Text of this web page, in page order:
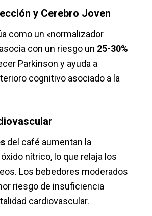
y Cerebro Joven
como un «normalizador
con un riesgo un 25-30%
Parkinson y ayuda a
cognitivo asociado a la
del café aumentan la
nítrico, lo que relaja los
Los bebedores moderados
riesgo de insuficiencia
cardiovascular.